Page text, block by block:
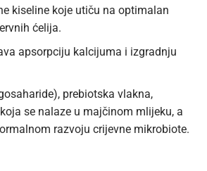
kiseline koje utiču na optimalan
ćelija.
apsorpciju kalcijuma i izgradnju
prebiotska vlakna,
se nalaze u majčinom mlijeku, a
razvoju crijevne mikrobiote.